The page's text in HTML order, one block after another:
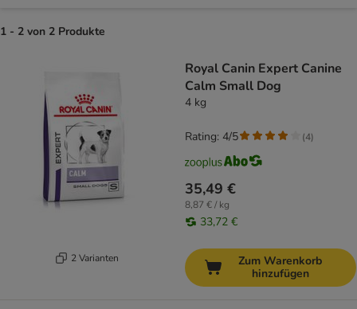
1 - 2 von 2 Produkte
2 Varianten
Royal Canin Expert Canine
Calm Small Dog
4 kg
35,49 €
8,87 € / kg
33,72 €
Rating: 4/5 (4)
Zum Warenkorb
hinzufügen